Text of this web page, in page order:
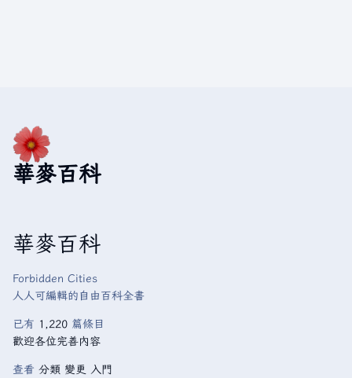
華麥百科
華麥百科
Forbidden Cities
人人可編輯的自由百科全書
已有 1,220 篇條目
歡迎各位完善內容
查看 分類 變更 入門